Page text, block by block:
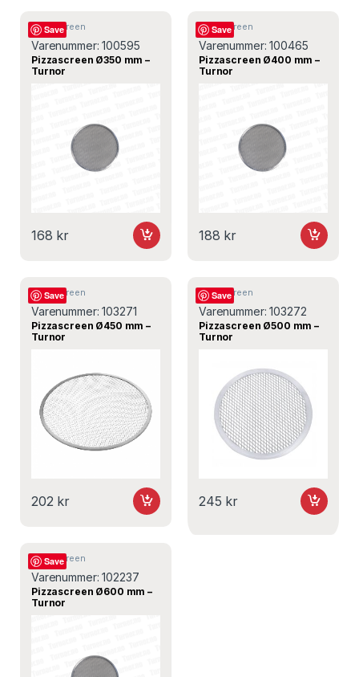
Save
Pizzascreen
Varenummer:100595
Pizzascreen Ø350 mm –
Turnor
168 kr
Save
Pizzascreen
Varenummer:100465
Pizzascreen Ø400 mm –
Turnor
188 kr
Save
Pizzascreen
Varenummer:103271
Pizzascreen Ø450 mm –
Turnor
202 kr
Save
Pizzascreen
Varenummer:103272
Pizzascreen Ø500 mm –
Turnor
245 kr
Save
Pizzascreen
Varenummer:102237
Pizzascreen Ø600 mm –
Turnor